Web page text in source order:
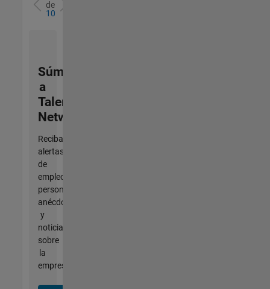
de
10
Súmese
a
Talent
Network
Reciba
alertas
de
empleo
personalizadas,
anécdotas
y
noticias
sobre
la
empresa.